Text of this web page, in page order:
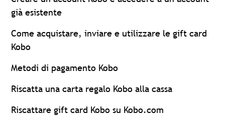
già esistente
Come acquistare, inviare e utilizzare le gift card
Kobo
Metodi di pagamento Kobo
Riscatta una carta regalo Kobo alla cassa
Riscattare gift card Kobo su Kobo.com